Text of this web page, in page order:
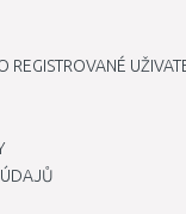
REGISTROVANÉ